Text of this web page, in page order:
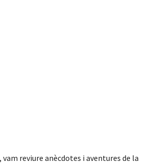
reviure anècdotes i aventures de la